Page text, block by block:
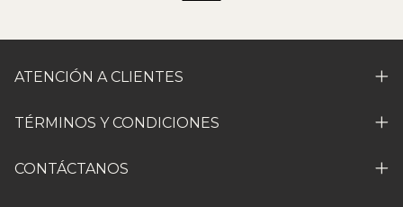
ATENCIÓN A CLIENTES
TÉRMINOS Y CONDICIONES
CONTÁCTANOS